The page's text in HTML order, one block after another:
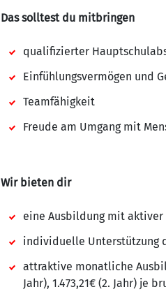
Das solltest du mitbringen
qualifizierter
Einfühlungsvermögen und
Teamfähigkeit
Freude am Umgang mit
Wir bieten dir
eine Ausbildung mit
individuelle Unterstützung
attraktive monatliche
Jahr), 1.473,21€ (2. Jahr) je